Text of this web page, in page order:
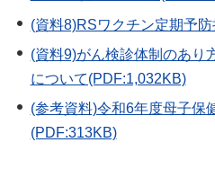
(資料8)RSワクチン定期予
(資料9)がん検診体制のあり
について(PDF:1,032KB)
(参考資料)令和6年度母子保
(PDF:313KB)